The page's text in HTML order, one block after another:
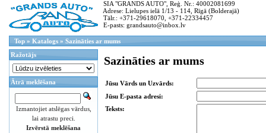
SIA "GRANDS AUTO", Reģ. Nr.: 40002081699
Adrese: Lielupes ielā 1/13 - 114, Rīgā (Bolderajā)
Tālr.: +371-29618070, +371-22334457
E-pasts: grandsauto@inbox.lv
Top » Katalogs » Sazināties ar mums
Sazināties ar mums
Jūsu Vārds un Uzvārds:
Jūsu E-pasta adresi:
Teksts:
Ražotājs
Ātrā meklēšana
Izmantojiet atslēgas vārdus,
lai atrastu preci.
Izvērstā meklēšana